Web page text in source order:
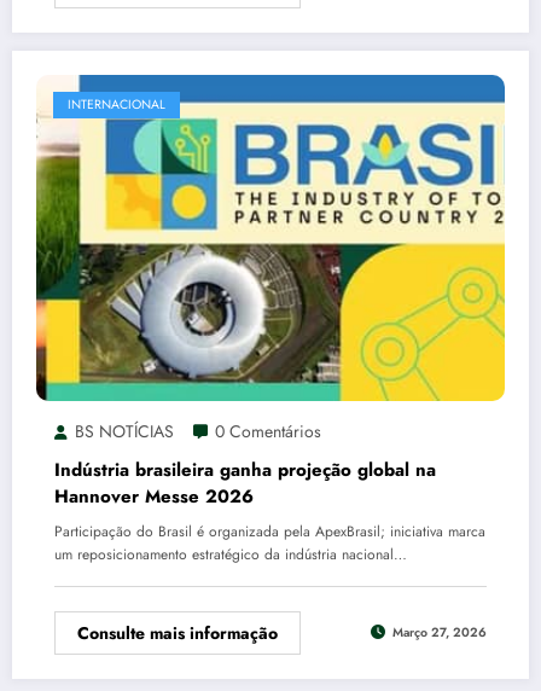
INTERNACIONAL
BS NOTÍCIAS 0 Comentários
Indústria brasileira ganha projeção global na
Hannover Messe 2026
Participação do Brasil é organizada pela ApexBrasil; iniciativa marca
um reposicionamento estratégico da indústria nacional…
Consulte mais informação Março 27, 2026